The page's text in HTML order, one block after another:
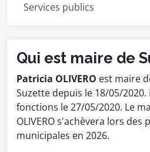
Services publics
Qui est maire de
Patricia OLIVERO est maire
Suzette depuis le 18/05/2020.
fonctions le 27/05/2020. Le
OLIVERO s'achèvera lors des
municipales en 2026.